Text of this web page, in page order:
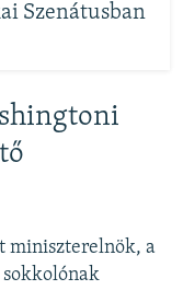
Szenátusban
miniszterelnök, a